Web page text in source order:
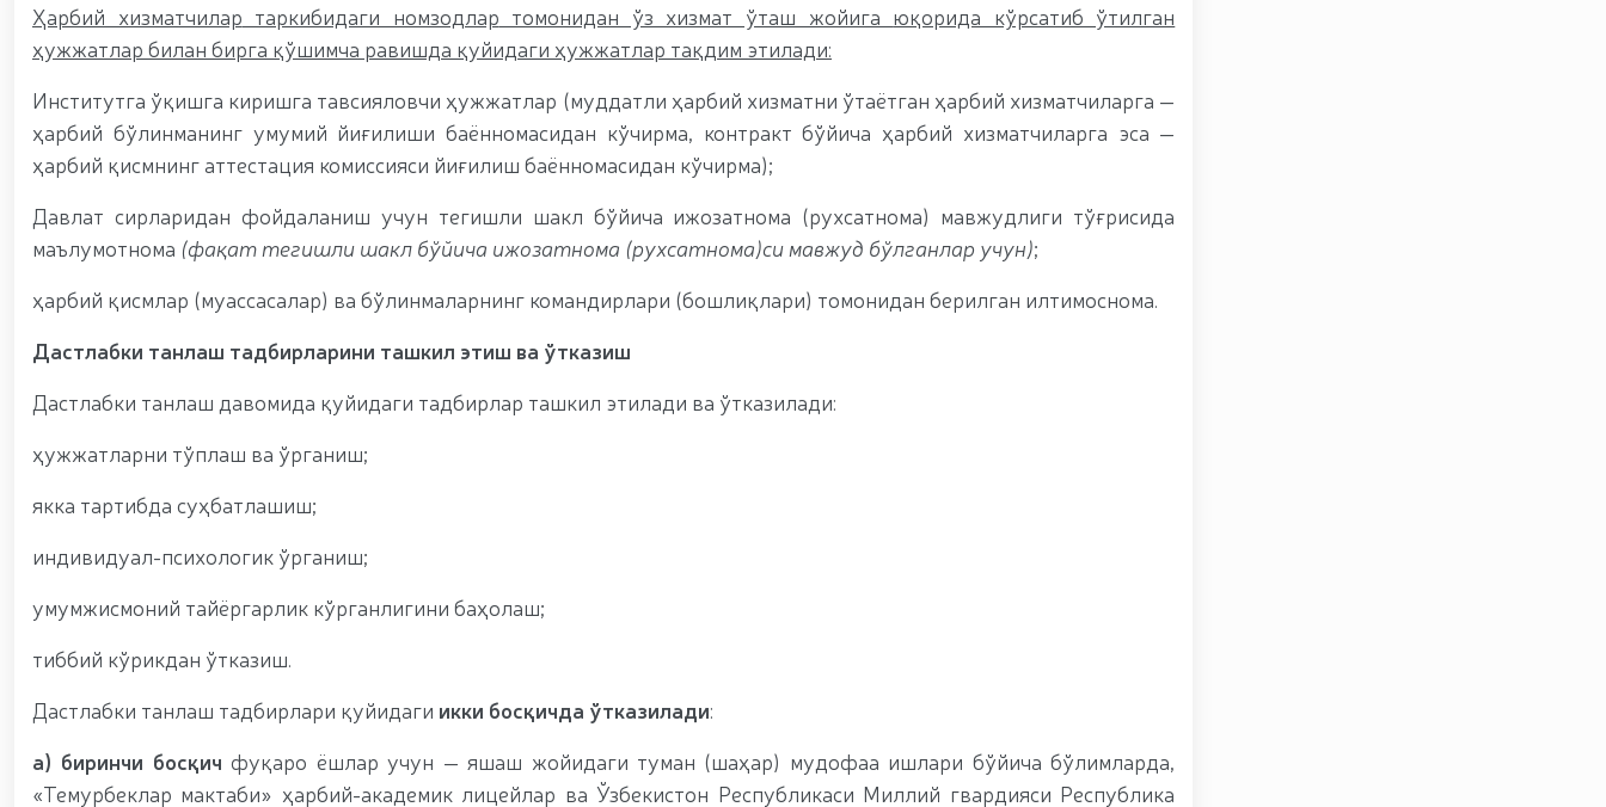
Ҳарбий хизматчилар таркибидаги номзодлар томонидан ўз хизмат ўташ жойига юқорида кўрсатиб ўтилган
ҳужжатлар билан бирга қўшимча равишда қуйидаги ҳужжатлар тақдим этилади:
Институтга ўқишга киришга тавсияловчи ҳужжатлар (муддатли ҳарбий хизматни ўтаётган ҳарбий хизматчиларга —
ҳарбий бўлинманинг умумий йиғилиши баённомасидан кўчирма, контракт бўйича ҳарбий хизматчиларга эса —
ҳарбий қисмнинг аттестация комиссияси йиғилиш баённомасидан кўчирма);
Давлат сирларидан фойдаланиш учун тегишли шакл бўйича ижозатнома (рухсатнома) мавжудлиги тўғрисида
маълумотнома (фақат тегишли шакл бўйича ижозатнома (рухсатнома)си мавжуд бўлганлар учун);
ҳарбий қисмлар (муассасалар) ва бўлинмаларнинг командирлари (бошлиқлари) томонидан берилган илтимоснома.
Дастлабки танлаш тадбирларини ташкил этиш ва ўтказиш
Дастлабки танлаш давомида қуйидаги тадбирлар ташкил этилади ва ўтказилади:
ҳужжатларни тўплаш ва ўрганиш;
якка тартибда суҳбатлашиш;
индивидуал-психологик ўрганиш;
умумжисмоний тайёргарлик кўрганлигини баҳолаш;
тиббий кўрикдан ўтказиш.
Дастлабки танлаш тадбирлари қуйидаги икки босқичда ўтказилади:
а) биринчи босқич фуқаро ёшлар учун — яшаш жойидаги туман (шаҳар) мудофаа ишлари бўйича бўлимларда,
«Темурбеклар мактаби» ҳарбий-академик лицейлар ва Ўзбекистон Республикаси Миллий гвардияси Республика